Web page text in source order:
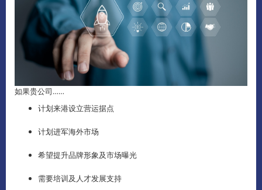
如果贵公司……
计划来港设立营运据点
计划进军海外市场
希望提升品牌形象及市场曝光
需要培训及人才发展支持